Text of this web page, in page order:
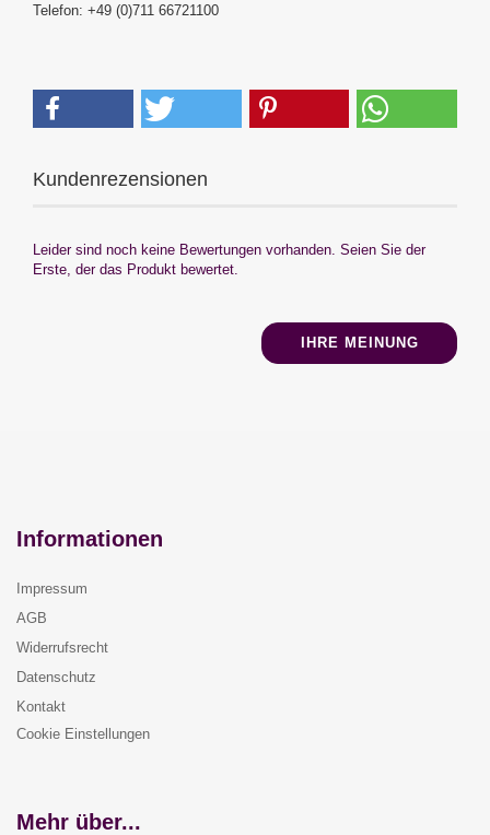
Telefon: +49 (0)711 66721100
Kundenrezensionen
Leider sind noch keine Bewertungen vorhanden. Seien Sie der
Erste, der das Produkt bewertet.
IHRE MEINUNG
Informationen
Impressum
AGB
Widerrufsrecht
Datenschutz
Kontakt
Cookie Einstellungen
Mehr über...